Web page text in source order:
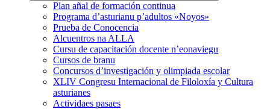
Plan añal de formación continua
Programa d’asturianu p’adultos «Noyos»
Prueba de Conocencia
Alcuentros na ALLA
Cursu de capacitación docente n’eonaviegu
Cursos de branu
Concursos d’investigación y olimpiada escolar
XLIV Congresu Internacional de Filoloxía y Cultura
asturianes
Actividaes pasaes